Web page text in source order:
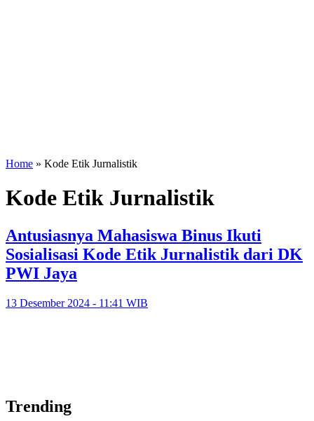
Home » Kode Etik Jurnalistik
Kode Etik Jurnalistik
Antusiasnya Mahasiswa Binus Ikuti
Sosialisasi Kode Etik Jurnalistik dari DK
PWI Jaya
13 Desember 2024 - 11:41 WIB
Trending